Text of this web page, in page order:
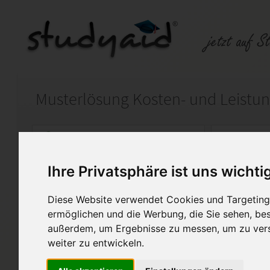
Ihre Privatsphäre ist uns
Diese Website verwendet Cookies und
ermöglichen und die Werbung, die Sie sehen,
außerdem, um Ergebnisse zu messen, um zu
weiter zu entwickeln.
Auf StudyAid.de verkaufen
Startseite Finanzwesen
KOKA 3 - für ILS/SGD
Hallo liebe Mitstudierende,
hier könnt ihr meine